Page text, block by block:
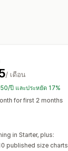
/ เดือน
ปี และประหยัด 17%
for first 2 months
in Starter, plus:
published size charts